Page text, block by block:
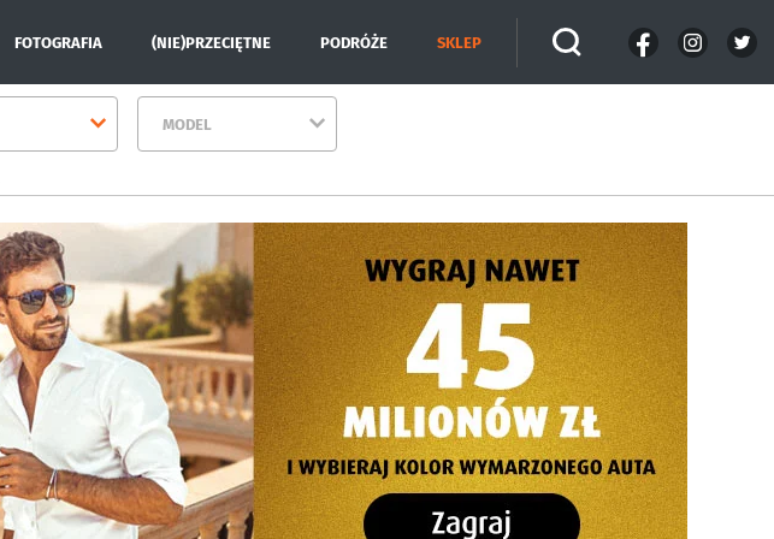
FOTOGRAFIA (NIE)PRZECIĘTNE PODRÓŻE SKLEP
MODEL